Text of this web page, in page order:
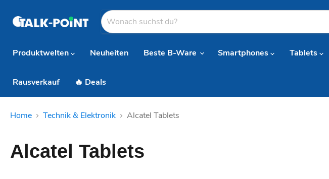
Produktwelten
Neuheiten Beste B-Ware Smartphones Tablets
Rausverkauf 🔥 Deals
Home Technik & Elektronik Alcatel Tablets
Alcatel Tablets